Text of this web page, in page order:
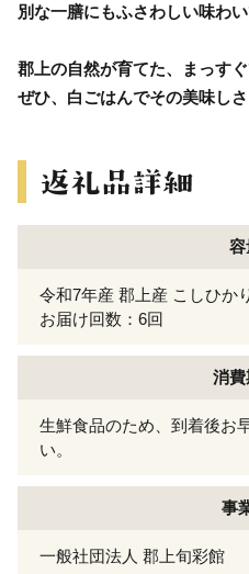
別な一膳にもふさわしい味わい
郡上の自然が育てた、まっすぐ
ぜひ、白ごはんでその美味し
容
令和7年産 郡上産 こしひか
お届け回数：6回
消費
生鮮食品のため、到着後お
い。
事
一般社団法人 郡上旬彩館